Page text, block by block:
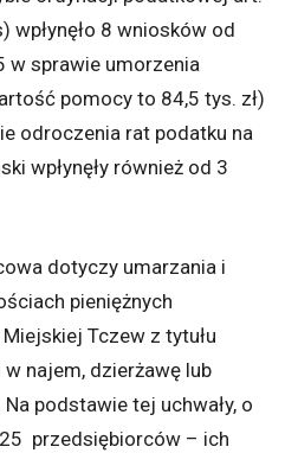
wpłynęło 8 wniosków od
w sprawie umorzenia
pomocy to 84,5 tys. zł)
odroczenia rat podatku na
wpłynęły również od 3
dotyczy umarzania i
pieniężnych
Tczew z tytułu
najem, dzierżawę lub
podstawie tej uchwały, o
przedsiębiorców – ich